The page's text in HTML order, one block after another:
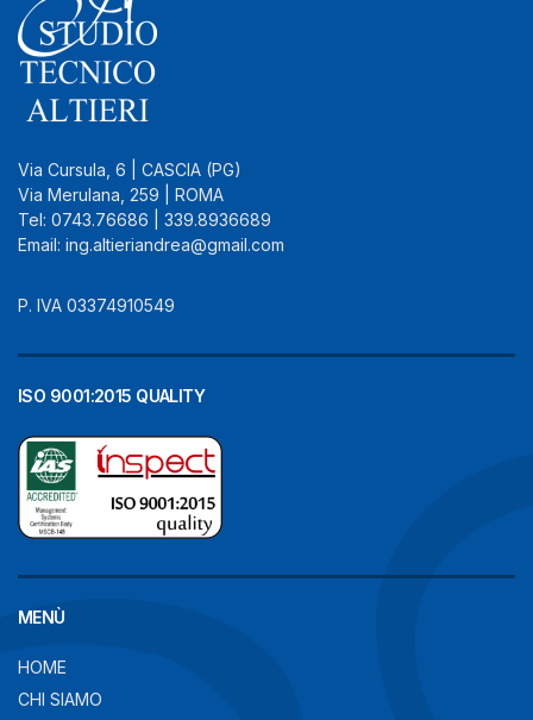
Via Cursula, 6 | CASCIA (PG)
Via Merulana, 259 | ROMA
Tel: 0743.76686 | 339.8936689
Email: ing.altieriandrea@gmail.com
P. IVA 03374910549
ISO 9001:2015 QUALITY
MENÙ
HOME
CHI SIAMO